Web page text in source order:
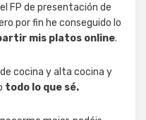
FP de presentación de
por fin he conseguido lo
mis platos online.
cocina y alta cocina y
todo lo que sé.